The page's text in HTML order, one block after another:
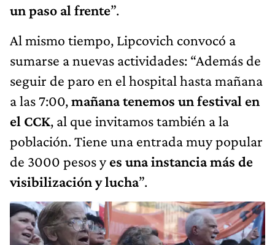
un paso al frente”.
Al mismo tiempo, Lipcovich convocó a
sumarse a nuevas actividades: “Además de
seguir de paro en el hospital hasta mañana
a las 7:00,mañana tenemos un festival en
el CCK, al que invitamos también a la
población. Tiene una entrada muy popular
de 3000 pesos yes una instancia más de
visibilización y lucha”.